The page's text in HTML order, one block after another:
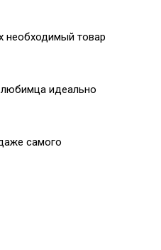
необходимый товар
любимца идеально
самого